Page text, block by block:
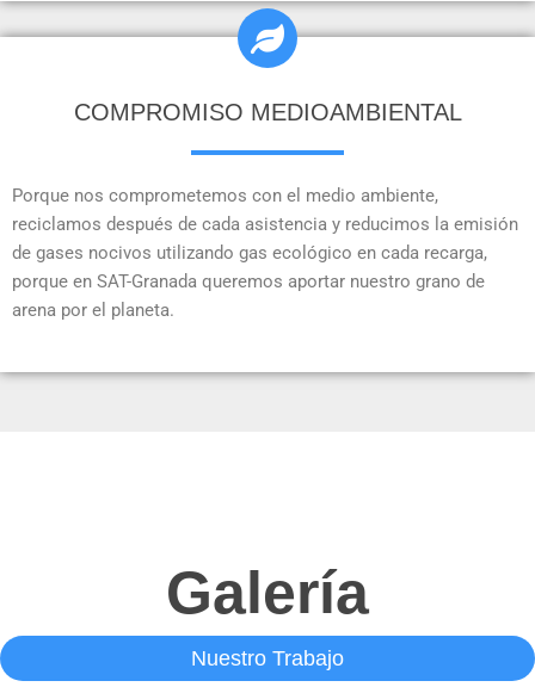
COMPROMISO MEDIOAMBIENTAL
Porque nos comprometemos con el medio ambiente,
reciclamos después de cada asistencia y reducimos la emisión
de gases nocivos utilizando gas ecológico en cada recarga,
porque en SAT-Granada queremos aportar nuestro grano de
arena por el planeta.
Galería
Nuestro Trabajo